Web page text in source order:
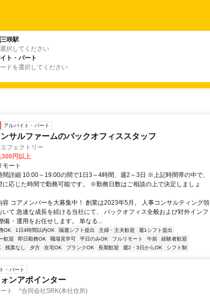
三咲駅
択してください
ト・パート
ドを選択してください
アルバイト・パート
サルファームのバックオフィススタッフ
フェクトリー
円以上
モート
間詳細 10:00～19:00の間で1日3～4時間、週2～3日 ※上記時間帯の中で、
に応じた時間で勤務可能です。 ※勤務日数はご相談の上で決定しましょ
容 コアメンバーを大募集中！ 創業は2023年5月。 人事コンサルティング領
いて 急速な成長を続ける当社にて、 バックオフィス全般および対外インフ
備・運用をお任せします。 単なる...
OK 1日4時間以内OK 隔週シフト提出 主婦・主夫歓迎
週1シフト提出
歓迎
即日勤務OK 職場見学可 平日のみOK フルリモート 午前
経験者歓迎
残業なし 夕方 在宅OK ブランクOK 長期歓迎 週2・3日からOK シフト制
・パート
ンアポインター
ート *合同会社SRK(本社住所)